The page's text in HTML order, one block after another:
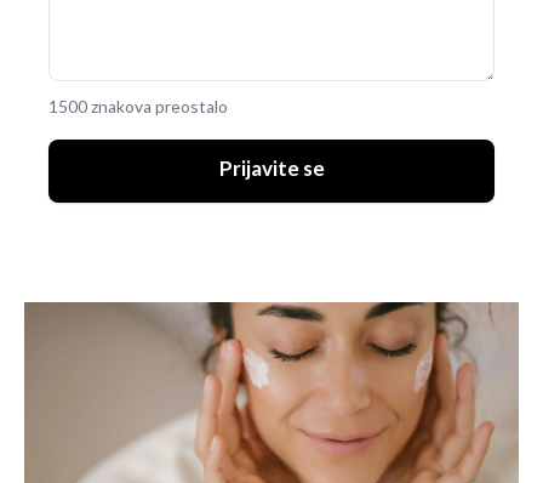
1500 znakova preostalo
Prijavite se